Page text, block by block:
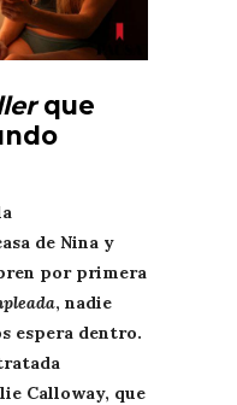
que
de Nina y
por primera
, nadie
espera dentro.
Calloway, que